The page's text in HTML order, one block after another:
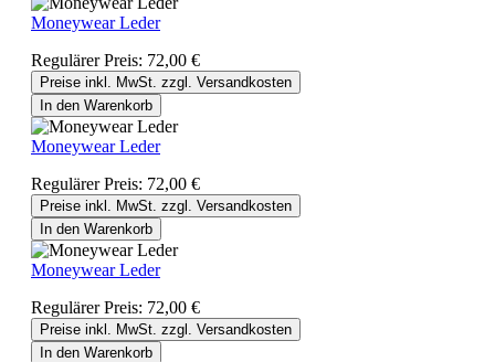
Moneywear Leder
Regulärer Preis: 72,00 €
Preise inkl. MwSt. zzgl. Versandkosten
In den Warenkorb
Moneywear Leder
Regulärer Preis: 72,00 €
Preise inkl. MwSt. zzgl. Versandkosten
In den Warenkorb
Moneywear Leder
Regulärer Preis: 72,00 €
Preise inkl. MwSt. zzgl. Versandkosten
In den Warenkorb